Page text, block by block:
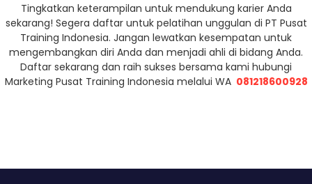
Tingkatkan keterampilan untuk mendukung karier Anda
sekarang! Segera daftar untuk pelatihan unggulan di PT Pusat
Training Indonesia. Jangan lewatkan kesempatan untuk
mengembangkan diri Anda dan menjadi ahli di bidang Anda.
Daftar sekarang dan raih sukses bersama kami hubungi
Marketing Pusat Training Indonesia melalui WA 081218600928